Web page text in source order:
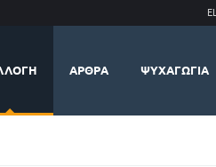
EL
ΆΡΘΡΑ ΨΥΧΑΓΩΓΊΑ